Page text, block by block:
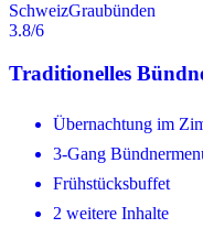
SchweizGraubünden
3.8/6
Traditionelles
Übernachtung im
3-Gang
Frühstücksbuffet
2 weitere Inhalte